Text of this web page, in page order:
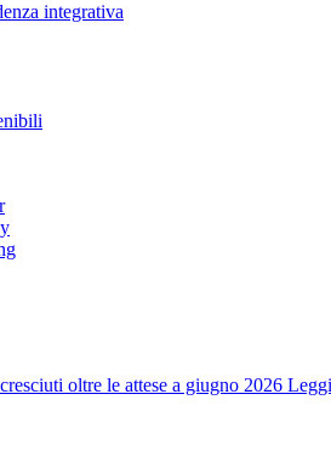
integrativa
oltre le attese a giugno 2026